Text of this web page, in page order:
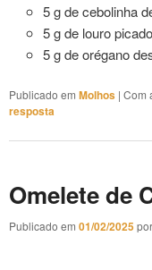
5 g de cebolinha
5 g de louro picado
5 g de orégano
Publicado em Molhos | Com
resposta
Omelete de
Publicado em 01/02/2025por